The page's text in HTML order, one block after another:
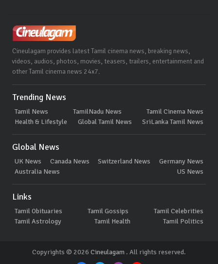
Cineulagam provides latest Tamil cinema news, breaking news,
videos, audios, photos, movies, teasers, trailers, entertainment and
other Tamil cinema news 24x7.
Trending News
Tamil News TamilNadu News
Tamil Cinema News
Health & Lifestyle
Global Tamil News SriLanka Tamil News
Global News
UK News Canada News Switzerland News
Germany News
Australia News
US News
Links
Tamil Obituaries Tamil Gossips
Tamil Celebrities
Tamil Astrology
Tamil Health Tamil Politics
Copyrights © 2026 Cineulagam . All rights reserved.